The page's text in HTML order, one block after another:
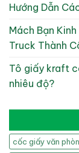
Hướng Dẫn
Mách Bạn
Truck Thành
Tô giấy kraft
nhiêu độ?
cốc giấy văn